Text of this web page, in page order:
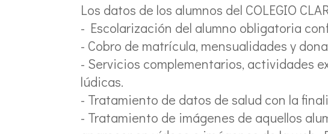
Los datos de los alumnos del COLEGIO
- Escolarización del alumno obligatoria
- Cobro de matrícula, mensualidades y
- Servicios complementarios, actividades
lúdicas.
- Tratamiento de datos de salud con la
- Tratamiento de imágenes de aquellos